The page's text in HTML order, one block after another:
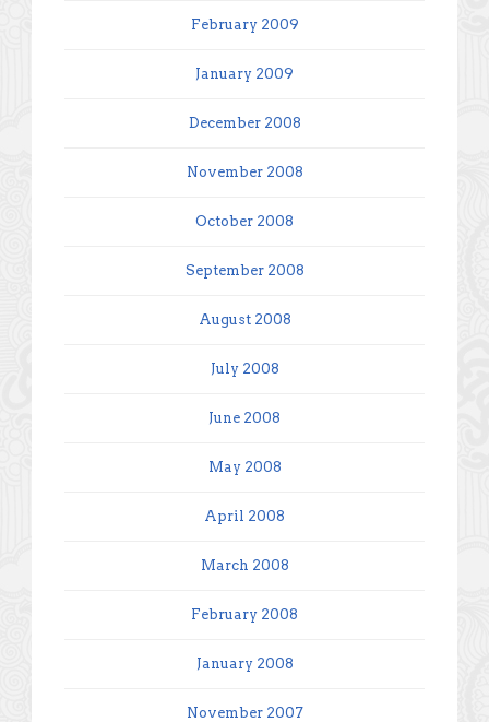
February 2009
January 2009
December 2008
November 2008
October 2008
September 2008
August 2008
July 2008
June 2008
May 2008
April 2008
March 2008
February 2008
January 2008
November 2007